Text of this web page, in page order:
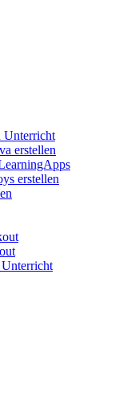
Unterricht
erstellen
erstellen